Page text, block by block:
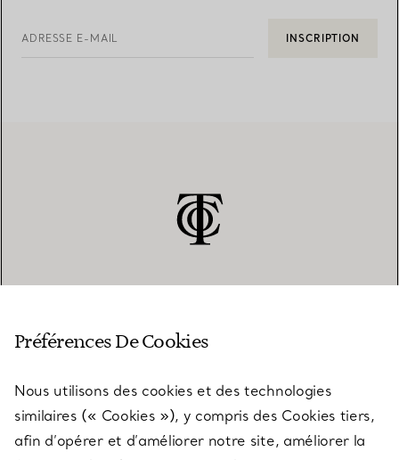
ADRESSE E-MAIL INSCRIPTION
SERVICES
Préférences De Cookies
Nous utilisons des cookies et des technologies
similaires (« Cookies »), y compris des Cookies tiers,
afin d’opérer et d’améliorer notre site, améliorer la